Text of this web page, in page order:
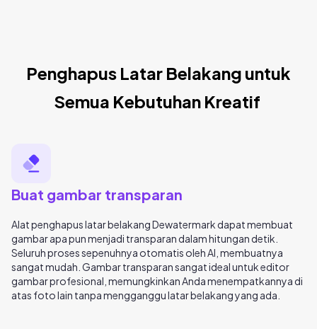
Penghapus Latar Belakang untuk
Semua Kebutuhan Kreatif
Buat gambar transparan
Alat penghapus latar belakang Dewatermark dapat membuat
gambar apa pun menjadi transparan dalam hitungan detik.
Seluruh proses sepenuhnya otomatis oleh AI, membuatnya
sangat mudah. Gambar transparan sangat ideal untuk editor
gambar profesional, memungkinkan Anda menempatkannya di
atas foto lain tanpa mengganggu latar belakang yang ada.